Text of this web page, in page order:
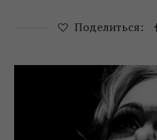
Поделиться: